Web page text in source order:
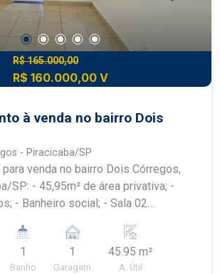
R$ 165.000,00
R$ 160.000,00 V
à venda no bairro Dois
- Piracicaba/SP
venda no bairro Dois Córregos,
SP: - 45,95m² de área privativa; -
- Banheiro social; - Sala 02
1
Banho
1
Garagem
45.95 m²
A. Útil